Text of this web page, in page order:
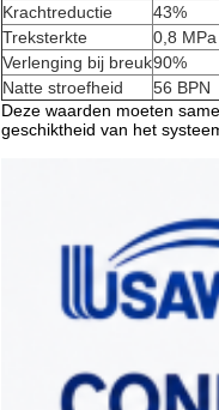
Krachtreductie
43%
Treksterkte
0,8 MPa
Verlenging bij breuk90%
Natte stroefheid
56 BPN
Deze waarden moeten
geschiktheid van het